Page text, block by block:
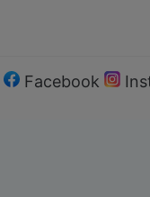
Facebook